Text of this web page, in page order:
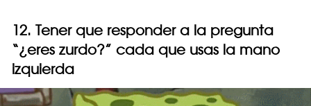
12. Tener que responder a la pregunta
“¿eres zurdo?” cada que usas la mano
izquierda